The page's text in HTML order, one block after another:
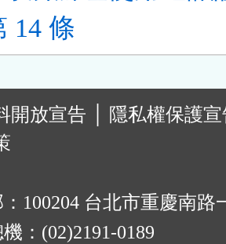
14 條
開放宣告
隱私權保護
100204 台北市重慶南路
：(02)2191-0189